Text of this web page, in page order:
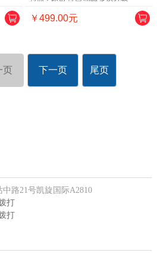
￥499.00元
页 下一页 尾页
路21号凯旋国际A2810
打
打